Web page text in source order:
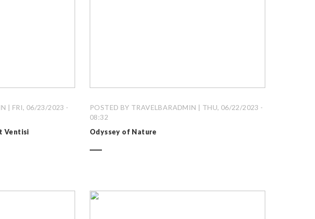
| FRI, 06/23/2023 -
Ventisi
POSTED BY TRAVELBARADMIN | THU, 06/22/2023 -
08:32
Odyssey of Nature